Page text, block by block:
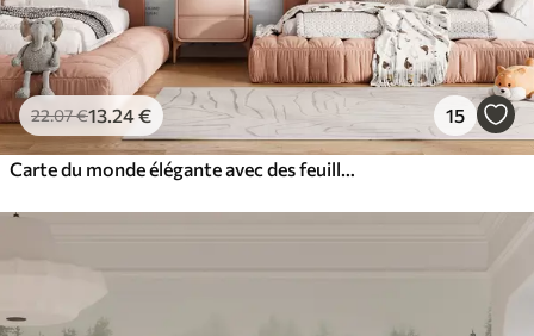
22.07€13.24€ 15
Carte du monde élégante avec des feuilles et des plantes